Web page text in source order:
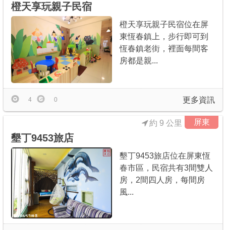
橙天享玩親子民宿
橙天享玩親子民宿位在屏
東恆春鎮上，步行即可到
恆春鎮老街，裡面每間客
房都是親...
更多資訊
4 0
屏東
墾丁9453旅店
約 9 公里
墾丁9453旅店位在屏東恆
春市區，民宿共有3間雙人
房，2間四人房，每間房
風...